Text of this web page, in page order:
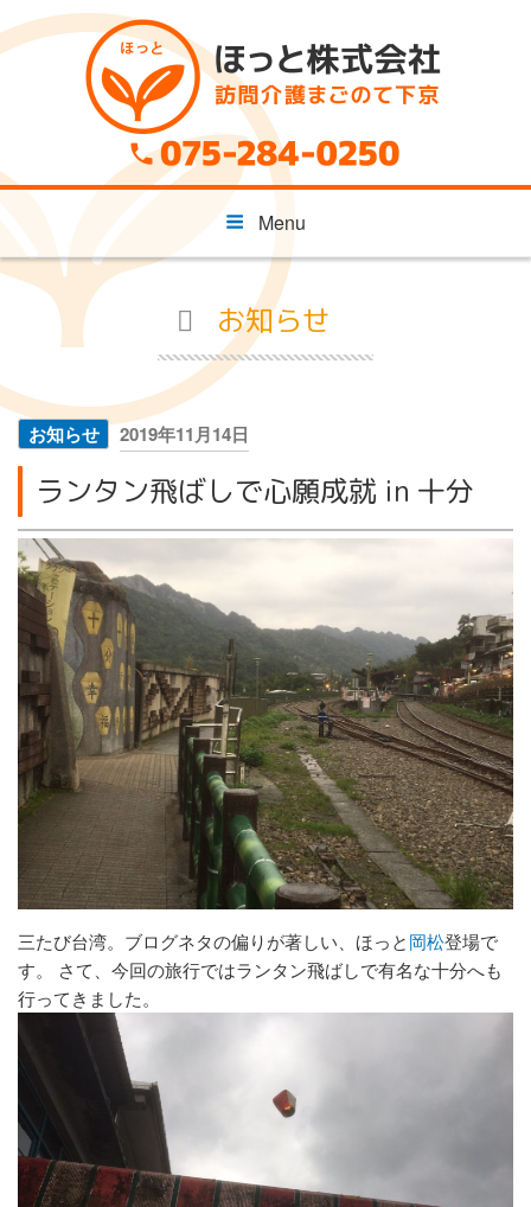
ス
プ
Menu
お知らせ
お知らせ
投
稿
日:
2019年11月14日
ランタン飛ばしで心願成就 in 十分
三たび台湾。ブログネタの偏りが著しい、ほっと岡松登場で
す。 さて、今回の旅行ではランタン飛ばしで有名な十分へも
行ってきました。